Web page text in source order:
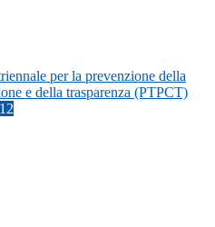
per la prevenzione della
e della trasparenza (PTPCT)
12